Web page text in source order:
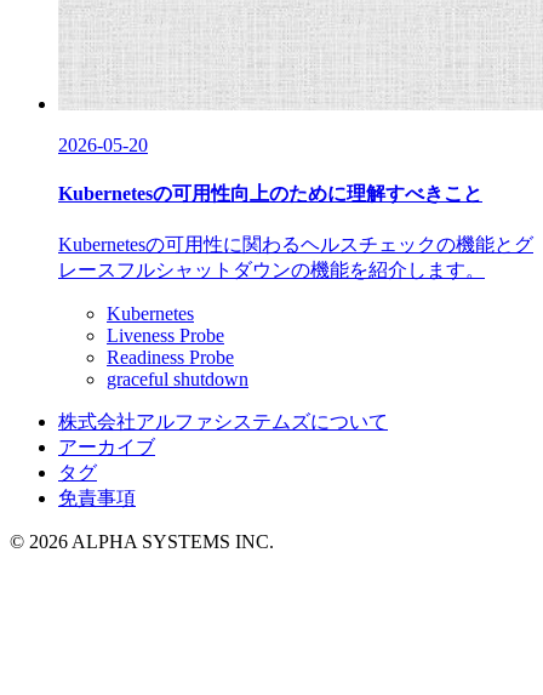
2026-05-20
Kubernetesの可用性向上のために理解すべきこと
Kubernetesの可用性に関わるヘルスチェックの機能とグ
レースフルシャットダウンの機能を紹介します。
Kubernetes
Liveness Probe
Readiness Probe
graceful shutdown
株式会社アルファシステムズについて
アーカイブ
タグ
免責事項
© 2026 ALPHA SYSTEMS INC.